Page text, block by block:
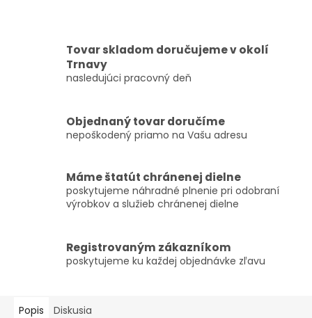
Tovar skladom doručujeme v okolí
Trnavy
nasledujúci pracovný deň
Objednaný tovar doručíme
nepoškodený priamo na Vašu adresu
Máme štatút chránenej dielne
poskytujeme náhradné plnenie pri odobraní
výrobkov a služieb chránenej dielne
Registrovaným zákazníkom
poskytujeme ku každej objednávke zľavu
Popis Diskusia